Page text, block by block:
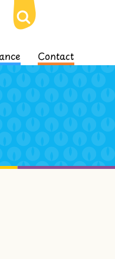
Contact